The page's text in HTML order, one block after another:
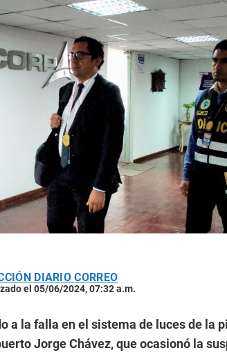
DIARIO CORREO
el 05/06/2024, 07:32 a.m.
a la falla en el sistema de luces de la
Jorge Chávez, que ocasionó la